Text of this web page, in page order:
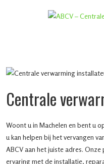
Centrale
Woont u in Machelen en bent u
u kan helpen bij het vervangen
ABCV aan het juiste adres.
ervaring met de installatie,